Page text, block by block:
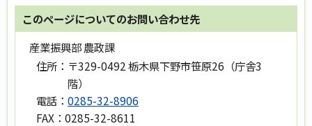
このページについてのお問い合わせ先
産業振興部 農政課
住所： 〒329-0492 栃木県下野市笹原26（庁舎3
階）
電話： 0285-32-8906
FAX： 0285-32-8611